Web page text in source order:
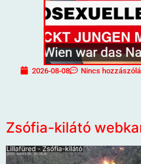
2026-08-08 Nincs
Zsófia-kilátó